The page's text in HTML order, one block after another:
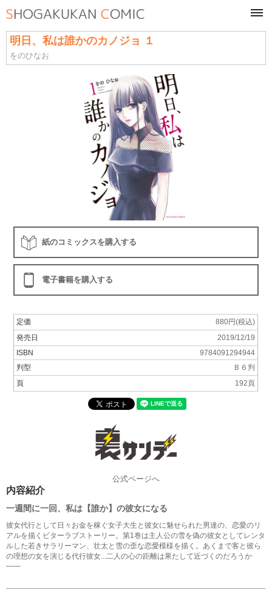
明日、私は誰かのカノジョ １
をのひなお
紙のコミックスを購入する
電子書籍を購入する
定価
880円(税込)
発売日
2019/12/19
ISBN
9784091294944
判型
Ｂ６判
頁
192頁
公式ページへ
内容紹介
一週間に一回、私は【誰か】の彼女になる
彼女代行として日々お金を稼ぐ女子大生と彼女に魅せられた男達の、恋愛のリ
アルを描くビターラブストーリー。第1巻は主人公の雪を偽の彼女としてレンタ
ルした若きサラリーマン、壮太と雪の歪な恋愛模様を描く。あくまで客と彼ら
の理想の女を演じる代行彼女...二人の心の距離は果たして近づくのだろうか
――